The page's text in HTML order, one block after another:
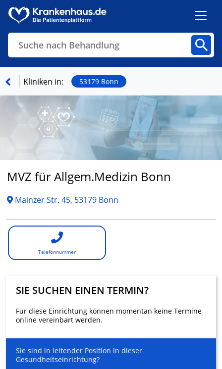
Suche nach Behandlung
Finden
Kliniken in: 53179 Bonn
MVZ für Allgem.Medizin Bonn
Mainzer Str. 45, 53179 Bonn
Telefonnummer
SIE SUCHEN EINEN TERMIN?
Für diese Einrichtung können momentan keine Termine
online vereinbart werden.
Sie sind in leitender Position in dieser
Gesundheitseinrichtung?